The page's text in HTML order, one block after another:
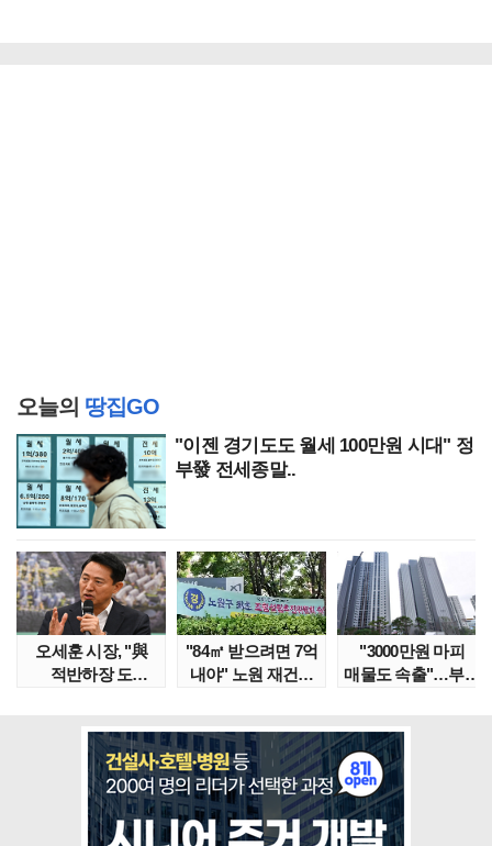
오늘의 땅집GO
"이젠 경기도도 월세 100만원 시대" 정
부發 전세종말..
오세훈 시장, "與
적반하장 도
"84㎡ 받으려면 7억
내야" 노원 재건축
"3000만원 마피
매물도 속출"…부산